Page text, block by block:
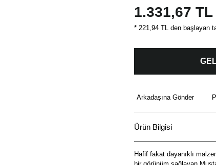
1.331,67 TL
* 221,94 TL den başlayan
Arkadaşına Gönder
Ürün Bilgisi
Hafif fakat dayanıklı